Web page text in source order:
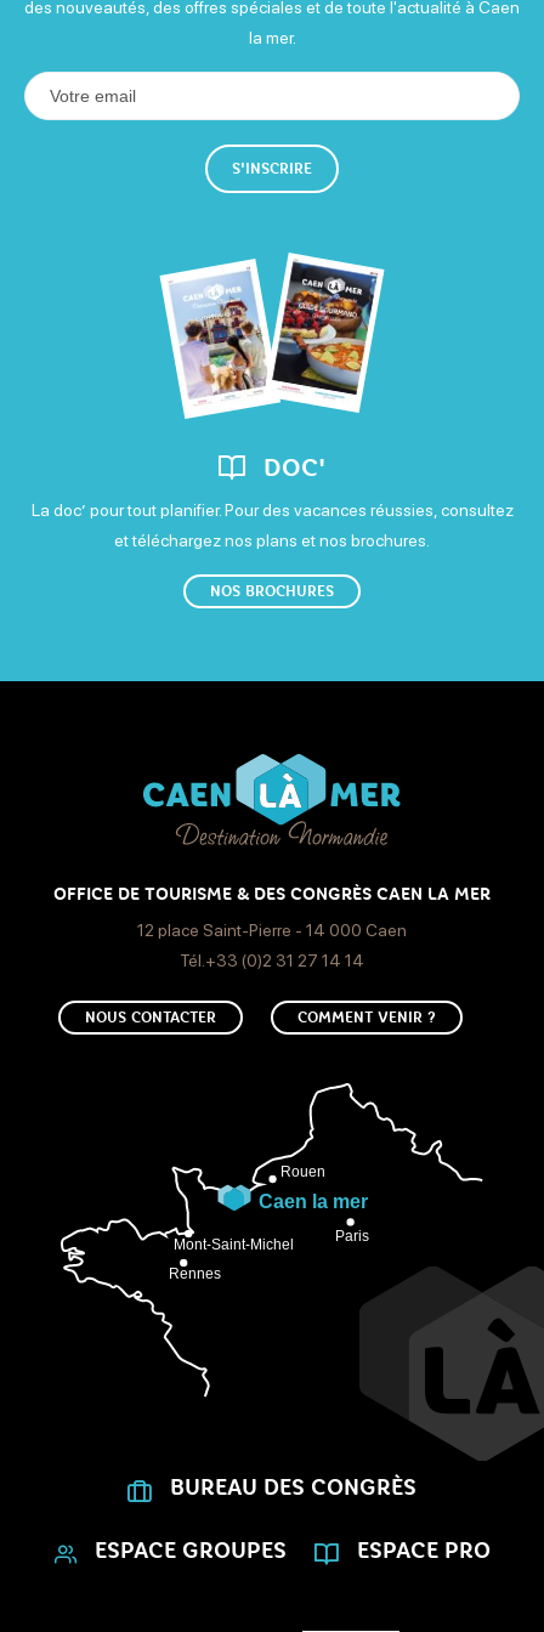
des nouveautés, des offres spéciales et de toute l'actualité à Caen
la mer.
S'INSCRIRE
DOC'
La doc’ pour tout planifier. Pour des vacances réussies, consultez
et téléchargez nos plans et nos brochures.
NOS BROCHURES
OFFICE DE TOURISME & DES CONGRÈS CAEN LA MER
12 place Saint-Pierre - 14 000 Caen
Tél.+33 (0)2 31 27 14 14
NOUS CONTACTER COMMENT VENIR ?
BUREAU DES CONGRÈS
ESPACE GROUPES ESPACE PRO